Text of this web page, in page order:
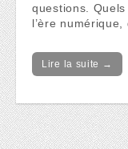
questions.
l’ère numérique,
Lire la suite →